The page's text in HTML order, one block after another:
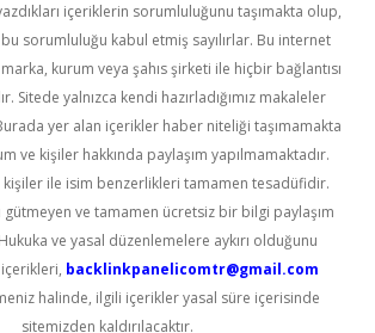
içeriklerin sorumluluğunu taşımakta olup,
sorumluluğu kabul etmiş sayılırlar. Bu internet
kurum veya şahıs şirketi ile hiçbir bağlantısı
Sitede yalnızca kendi hazırladığımız makaleler
yer alan içerikler haber niteliği taşımamakta
ve kişiler hakkında paylaşım yapılmamaktadır.
kişiler ile isim benzerlikleri tamamen tesadüfidir.
gütmeyen ve tamamen ücretsiz bir bilgi paylaşım
ve yasal düzenlemelere aykırı olduğunu
backlinkpanelicomtr@gmail.com
halinde, ilgili içerikler yasal süre içerisinde
sitemizden kaldırılacaktır.